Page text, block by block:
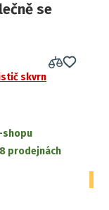
se
skvrn
shopu
prodejnách